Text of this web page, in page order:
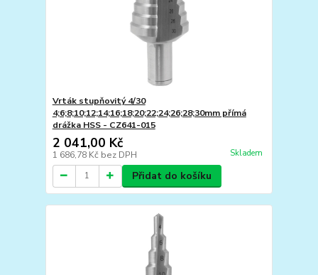
Vrták stupňovitý 4/30
4;6;8;10;12;14;16;18;20;22;24;26;28;30mm přímá
drážka HSS - CZ641-015
2 041,00 Kč
1 686,78 Kč bez DPH Skladem
Přidat do košíku